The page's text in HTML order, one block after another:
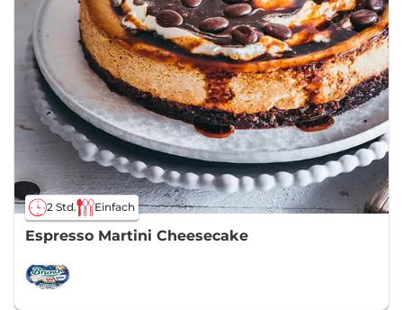
2 Std. Einfach
Espresso Martini Cheesecake